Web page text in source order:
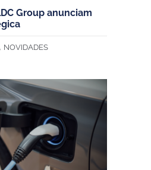
Group anunciam
, NOVIDADES